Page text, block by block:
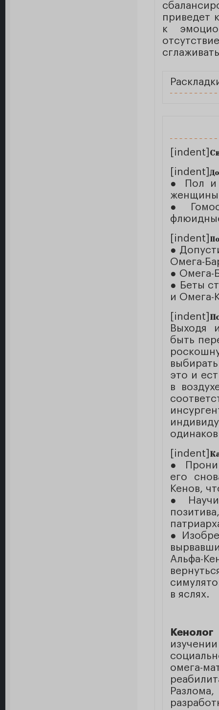
приведет
к
[indent]
[indent]
● Пол и
●
[indent]
●
Омега-
● Омега-
● Беты
и Омега-
[indent]
Выходя
быть
это и
в
[indent]
●
его
Кенов,
●
●
Альфа-
в яслях.
Кенолог
омега-